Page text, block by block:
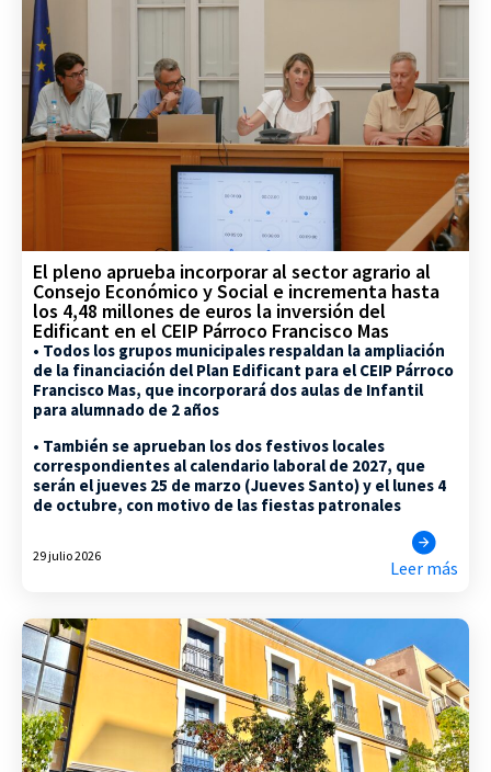
El pleno aprueba incorporar al sector agrario al
Consejo Económico y Social e incrementa hasta
los 4,48 millones de euros la inversión del
Edificant en el CEIP Párroco Francisco Mas
• Todos los grupos municipales respaldan la ampliación
de la financiación del Plan Edificant para el CEIP Párroco
Francisco Mas, que incorporará dos aulas de Infantil
para alumnado de 2 años
• También se aprueban los dos festivos locales
correspondientes al calendario laboral de 2027, que
serán el jueves 25 de marzo (Jueves Santo) y el lunes 4
de octubre, con motivo de las fiestas patronales
29 julio 2026
Leer más